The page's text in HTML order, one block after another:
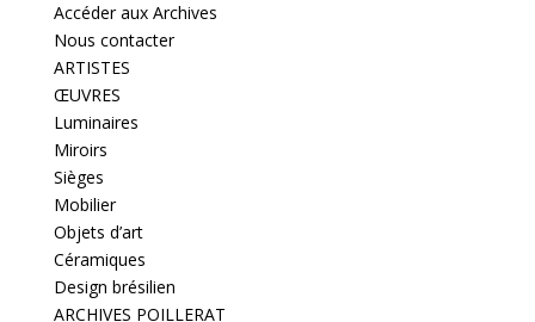
Accéder aux Archives
Nous contacter
ARTISTES
ŒUVRES
Luminaires
Miroirs
Sièges
Mobilier
Objets d’art
Céramiques
Design brésilien
ARCHIVES POILLERAT